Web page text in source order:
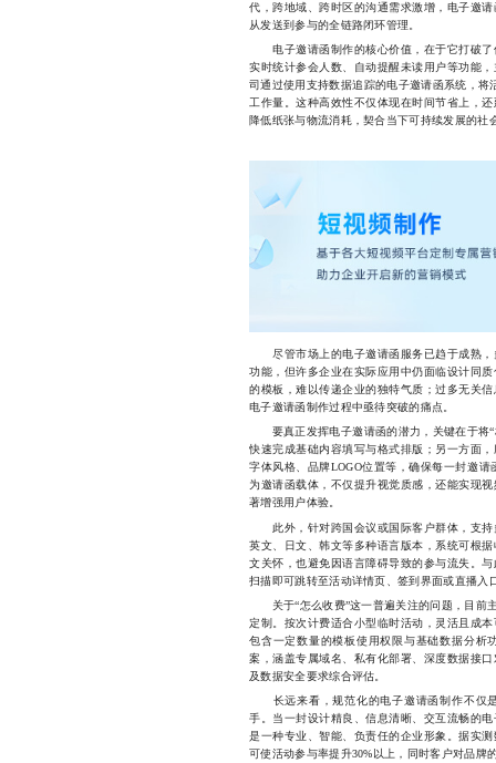
代，跨地域、跨时区的沟通需求激增，电子邀
从发送到参与的全链路闭环管理。
电子邀请函制作的核心价值，在于它打破了
实时统计参会人数、自动提醒未读用户等功能
司通过使用支持数据追踪的电子邀请函系统，将
工作量。这种高效性不仅体现在时间节省上，
降低纸张与物流消耗，契合当下可持续发展的社
尽管市场上的电子邀请函服务已趋于成熟，
功能，但许多企业在实际应用中仍面临设计同
的模板，难以传递企业的独特气质；过多无关
电子邀请函制作过程中亟待突破的痛点。
要真正发挥电子邀请函的潜力，关键在于将“
快速完成基础内容填写与格式排版；另一方面
字体风格、品牌LOGO位置等，确保每一封邀
为邀请函载体，不仅提升视觉质感，还能实现
著增强用户体验。
此外，针对跨国会议或国际客户群体，支持
英文、日文、韩文等多种语言版本，系统可根
文关怀，也避免因语言障碍导致的参与流失。
扫描即可跳转至活动详情页、签到界面或直播入
关于“怎么收费”这一普遍关注的问题，目前
定制。按次计费适合小型临时活动，灵活且成
包含一定数量的模板使用权限与基础数据分析
案，涵盖专属域名、私有化部署、深度数据接
及数据安全要求综合评估。
长远来看，规范化的电子邀请函制作不仅
手。当一封设计精良、信息清晰、交互流畅的
是一种专业、智能、负责任的企业形象。据实
可使活动参与率提升30%以上，同时客户对品牌